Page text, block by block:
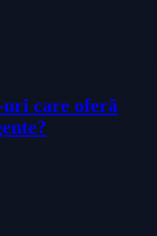
care oferă